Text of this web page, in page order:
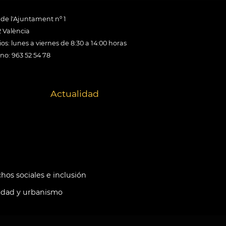
l'Ajuntament nº 1
València
lunes a viernes de 8:30 a 14:00 horas
963 52 54 78
Actualidad
sociales e inclusión
y urbanismo